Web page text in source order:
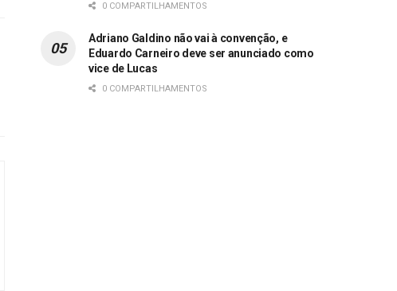
0 COMPARTILHAMENTOS
Adriano Galdino não vai à convenção, e
Eduardo Carneiro deve ser anunciado como
vice de Lucas
0 COMPARTILHAMENTOS